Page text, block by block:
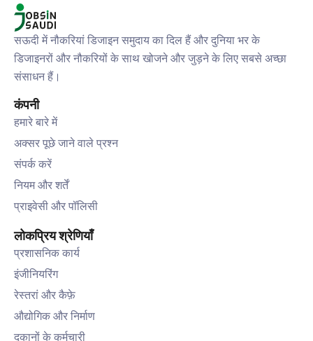
सऊदी में नौकरियां डिजाइन समुदाय का दिल हैं और दुनिया भर के
डिजाइनरों और नौकरियों के साथ खोजने और जुड़ने के लिए सबसे अच्छा
संसाधन हैं।
कंपनी
हमारे बारे में
अक्सर पूछे जाने वाले प्रश्न
संपर्क करें
नियम और शर्तें
प्राइवेसी और पॉलिसी
लोकप्रिय श्रेणियाँ
प्रशासनिक कार्य
इंजीनियरिंग
रेस्तरां और कैफ़े
औद्योगिक और निर्माण
दुकानों के कर्मचारी